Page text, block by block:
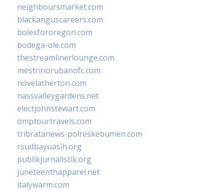
neighboursmarket.com
blackanguscareers.com
bolesfororegon.com
bodega-ole.com
thestreamlinerlounge.com
mestrinorubanofc.com
novelatherton.com
nassvalleygardens.net
electjohnstewart.com
omptourtravels.com
tribratanews-polreskebumen.com
rsudbayuasih.org
publikjurnalistik.org
juneteenthapparel.net
italywarm.com